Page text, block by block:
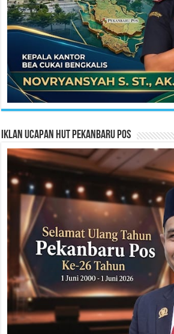
Iklan Ucapan HUT Pekanbaru Pos